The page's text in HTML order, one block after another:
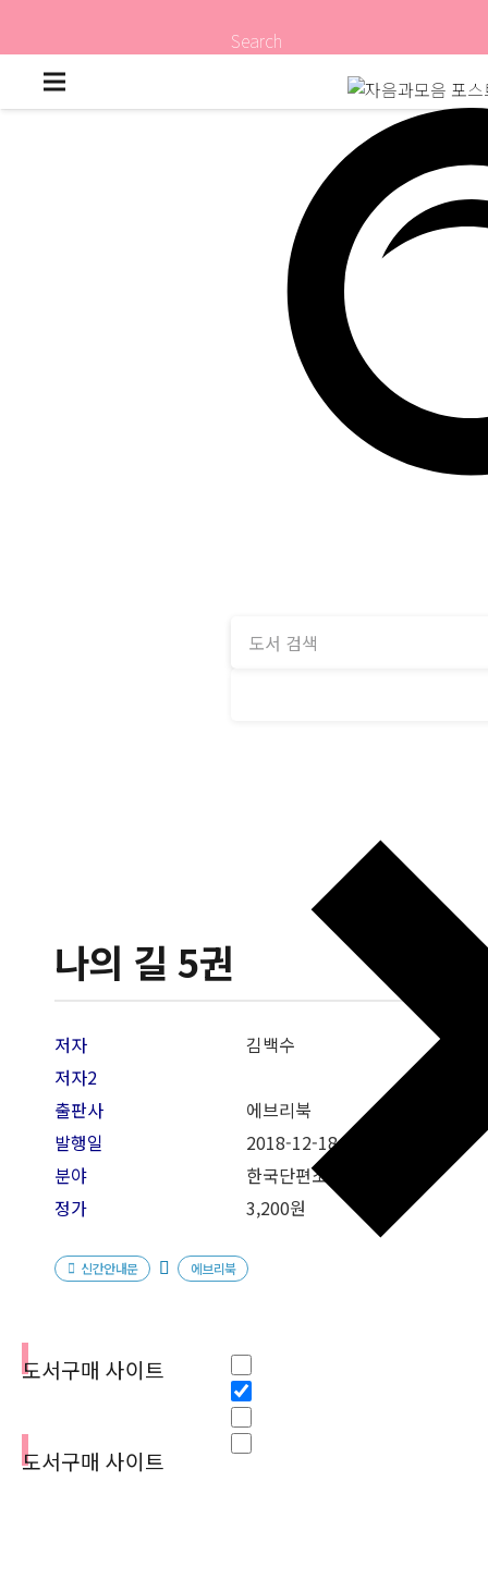
Search
나의 길 5권
저자
김백수
저자2
출판사
에브리북
발행일
2018-12-18
분야
한국단편소설
정가
3,200원
신간안내문 에브리북
도서구매 사이트
도서구매 사이트